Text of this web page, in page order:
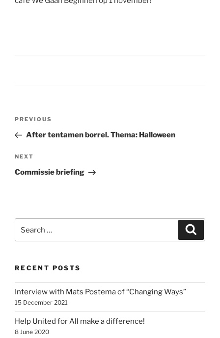
Previous
Post
PREVIOUS
After tentamen borrel. Thema: Halloween
Next
Post
NEXT
Commissie briefing
RECENT POSTS
Interview with Mats Postema of “Changing Ways”
15 December 2021
Help United for All make a difference!
8 June 2020